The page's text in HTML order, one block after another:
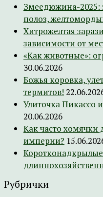
Змеедюжина-2025:
полоз,
Хитрожелтая
зависимости от
«Как животные»:
30.06.2026
Божья коровка,
термитов!
Улиточка Пикассо
20.06.2026
Как часто
империи?
Рубрички